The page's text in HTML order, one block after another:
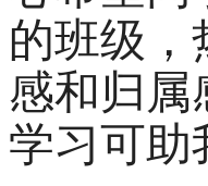
的班级，
感和归属
学习可助